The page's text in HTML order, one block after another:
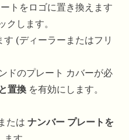
トをロゴに置き換えます
クします。
(ディーラーまたはフリ
ドのプレート カバーが必
置換 を有効にします。
たは ナンバー プレートを